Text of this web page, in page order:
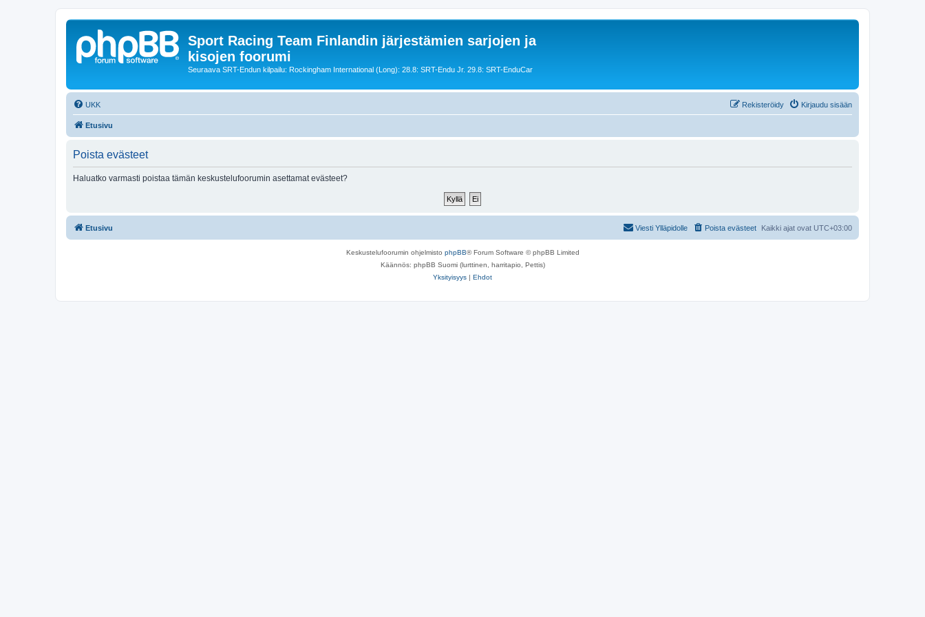
Sport Racing Team Finlandin järjestämien sarjojen ja
kisojen foorumi
Seuraava SRT-Endun kilpailu: Rockingham International (Long): 28.8: SRT-Endu Jr. 29.8: SRT-EnduCar
UKK Kirjaudu sisään
Rekisteröidy
Etusivu
Poista evästeet
Haluatko varmasti poistaa tämän keskustelufoorumin asettamat evästeet?
Etusivu Kaikki ajat ovat UTC+03:00
Poista evästeet
Viesti Ylläpidolle
Keskustelufoorumin ohjelmisto phpBB® Forum Software © phpBB Limited
Käännös: phpBB Suomi (lurttinen, harritapio, Pettis)
Yksityisyys | Ehdot